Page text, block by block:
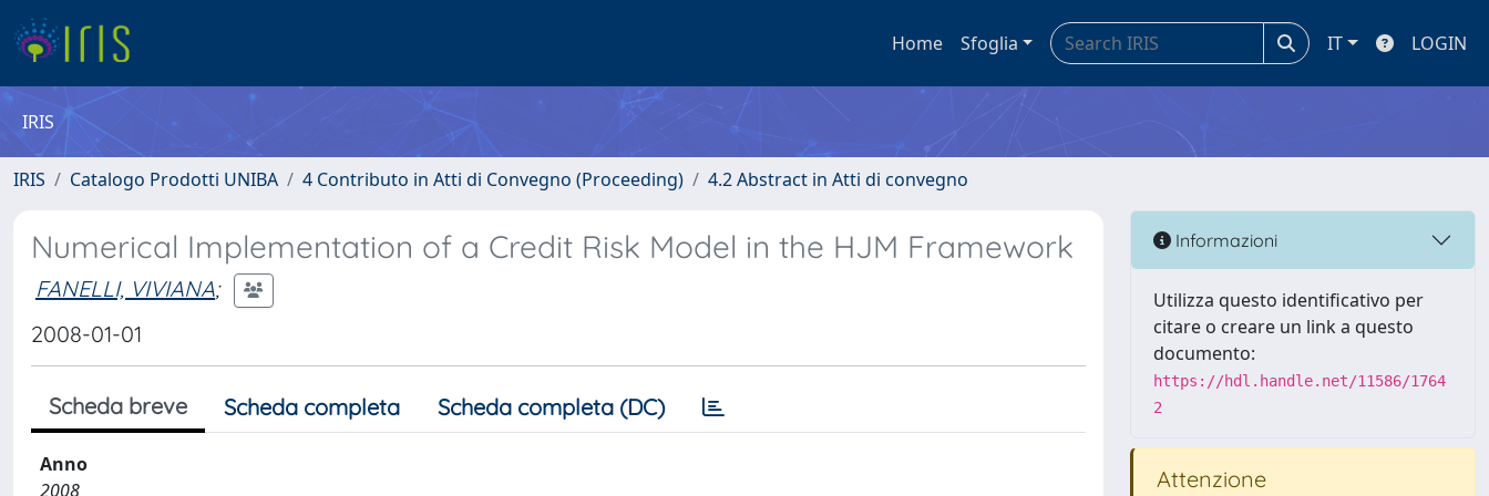
Home Sfoglia IT LOGIN
IRIS
IRIS Catalogo Prodotti UNIBA 4 Contributo in Atti di Convegno (Proceeding) 4.2 Abstract in Atti di convegno
Numerical Implementation of a Credit Risk Model in the HJM Framework
FANELLI, VIVIANA;
2008-01-01
Scheda breve Scheda completa Scheda completa (DC)
Anno
2008
Informazioni
Utilizza questo identificativo per
citare o creare un link a questo
documento:
https://hdl.handle.net/11586/1764
2
Attenzione